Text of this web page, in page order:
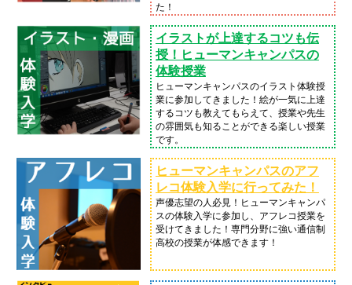
た！
イラストが上達するコツも伝
授！ヒューマンキャンパスの
体験授業
ヒューマンキャンパスのイラスト体験授
業に参加してきました！絵が一気に上達
するコツも教えてもらえて、授業や先生
の雰囲気も知ることができる楽しい授業
です。
ヒューマンキャンパスのアフ
レコ体験入学に行ってみた！
声優志望の人必見！ヒューマンキャンパ
スの体験入学に参加し、アフレコ授業を
受けてきました！専門分野に強い通信制
高校の授業が体感できます！